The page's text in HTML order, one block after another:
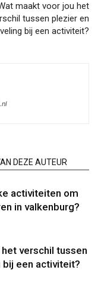
maakt voor jou het
tussen plezier en
bij een activiteit?
DEZE AUTEUR
activiteiten om
in valkenburg?
verschil tussen
bij een activiteit?